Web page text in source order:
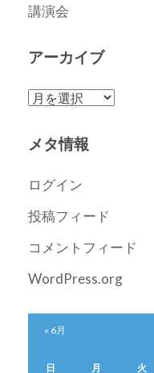
講演会
アーカイブ
ア
カ
ブ
メタ情報
ログイン
投稿フィード
コメントフィード
WordPress.org
日 月 火
« 6月